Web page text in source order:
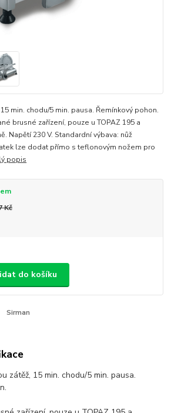
min. chodu/5 min. pausa. Řemínkový pohon.
brusné zařízení, pouze u TOPAZ 195 a
Napětí 230 V. Standardní výbava: nůž
lze dodat přímo s teflonovým nožem pro
popis
Kč
do košíku
Sirman
zátěž, 15 min. chodu/5 min. pausa.